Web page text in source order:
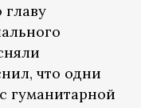
главу
что одни
гуманитарной